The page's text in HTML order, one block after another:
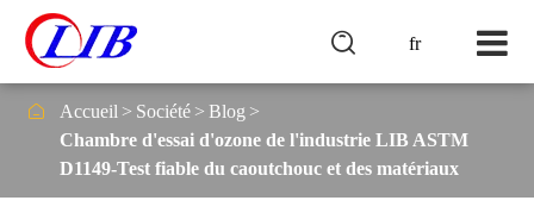
fr

 Accueil Société
Blog
Chambre d'essai d'ozone de l'industrie LIB ASTM
D1149-Test fiable du caoutchouc et des matériaux